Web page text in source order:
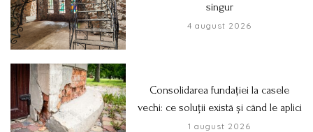
singur
4 august 2026
Consolidarea fundației la casele
vechi: ce soluții există și când le aplici
1 august 2026